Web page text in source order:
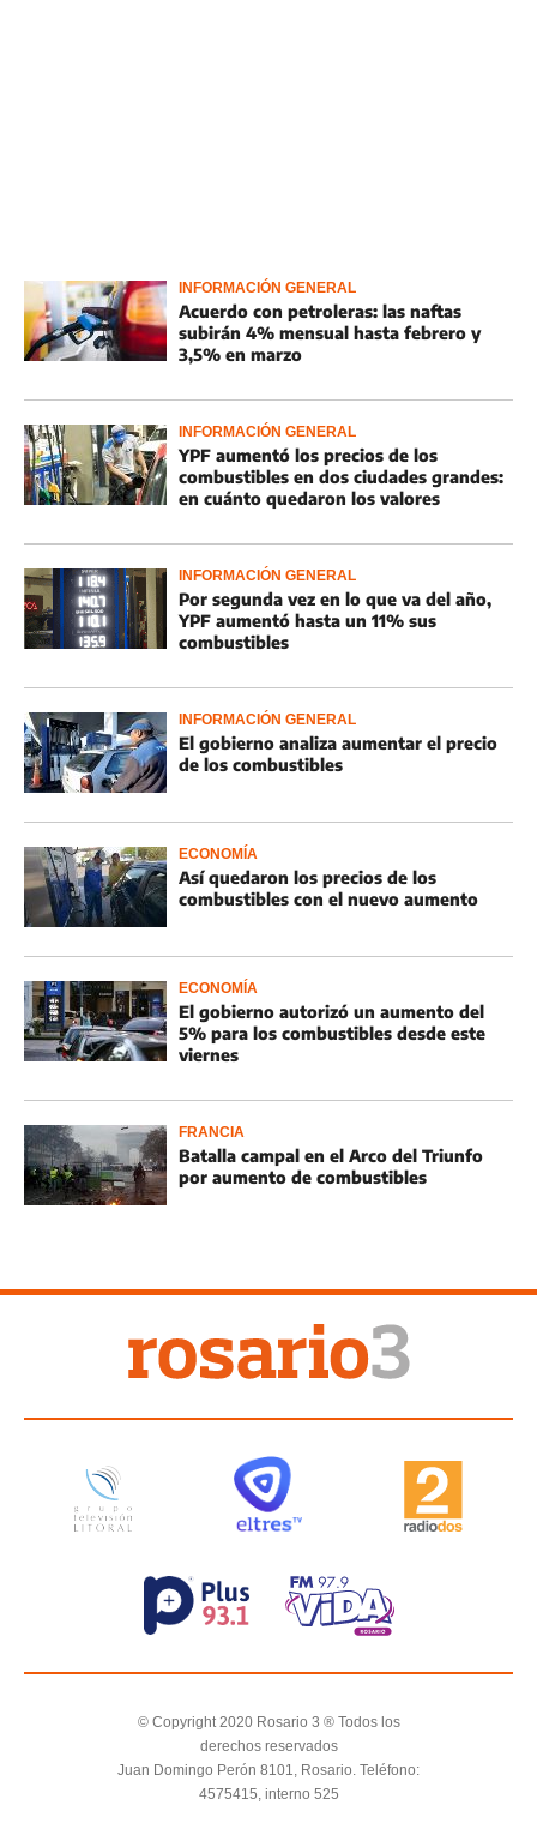
INFORMACIÓN GENERAL
Acuerdo con petroleras: las naftas
subirán 4% mensual hasta febrero y
3,5% en marzo
INFORMACIÓN GENERAL
YPF aumentó los precios de los
combustibles en dos ciudades grandes:
en cuánto quedaron los valores
INFORMACIÓN GENERAL
Por segunda vez en lo que va del año,
YPF aumentó hasta un 11% sus
combustibles
INFORMACIÓN GENERAL
El gobierno analiza aumentar el precio
de los combustibles
ECONOMÍA
Así quedaron los precios de los
combustibles con el nuevo aumento
ECONOMÍA
El gobierno autorizó un aumento del
5% para los combustibles desde este
viernes
FRANCIA
Batalla campal en el Arco del Triunfo
por aumento de combustibles
© Copyright 2020 Rosario 3 ® Todos los
derechos reservados
Juan Domingo Perón 8101, Rosario. Teléfono:
4575415, interno 525